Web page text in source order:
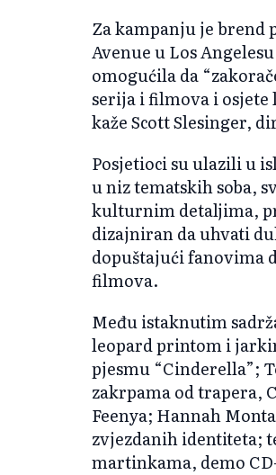
Za kampanju je brend
Avenue u Los
omogućila da
serija i filmova i osjete
kaže Scott Slesinger,
Posjetioci su ulazili u
u niz tematskih soba,
kulturnim detaljima,
dizajniran da uhvati
dopuštajući fanovima
filmova.
Među istaknutim
leopard printom i
pjesmu “Cinderella”;
zakrpama od trapera,
Feenya; Hannah
zvjezdanih identiteta;
martinkama, demo